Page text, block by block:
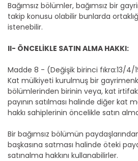
Bağımsız bölümler, bağımsız bir
takip konusu olabilir bunlarda
istenebilir.
II- ÖNCELİKLE SATIN ALMA HAKKI:
Madde 8 - (Değişik birinci fıkra:13/4/
Kat mülkiyeti kurulmuş bir
bölümlerinden birinin veya, kat
payının satılması halinde diğer kat
hakkı sahiplerinin öncelikle satın
Bir bağımsız bölümün
başkasına satması halinde öteki
satınalma hakkını kullanabilirler.